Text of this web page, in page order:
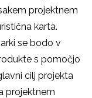
projektnem
karta.
se bodo v
s pomočjo
cilj projekta
projektnem